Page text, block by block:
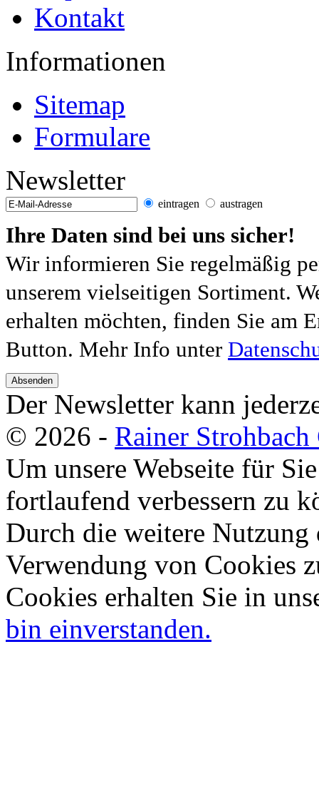
Kontakt
Informationen
Sitemap
Formulare
Newsletter
eintragen austragen
Ihre Daten sind bei uns sicher!
Wir informieren Sie regelmäßig
unserem vielseitigen Sortiment.
erhalten möchten, finden Sie am
Button. Mehr Info unter
Absenden
Der Newsletter kann
© 2026 - Rainer
Um unsere Webseite für
fortlaufend verbessern zu
Durch die weitere Nutzung
Verwendung von Cookies
Cookies erhalten Sie in
bin einverstanden.